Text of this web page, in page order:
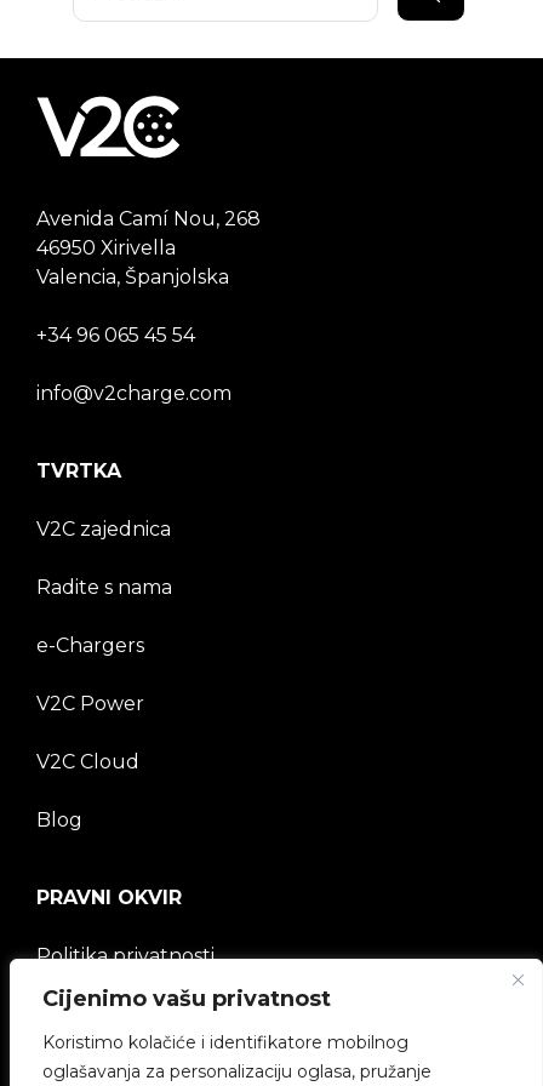
Cijenimo vašu privatnost
Koristimo kolačiće i identifikatore mobilnog
oglašavanja za personalizaciju oglasa, pružanje
Avenida Camí Nou, 268
46950 Xirivella
Valencia, Španjolska
+34 96 065 45 54
info@v2charge.com
TVRTKA
V2C zajednica
Radite s nama
e-Chargers
V2C Power
V2C Cloud
Blog
PRAVNI OKVIR
Politika privatnosti
Pravna napomena
Politika kolačića